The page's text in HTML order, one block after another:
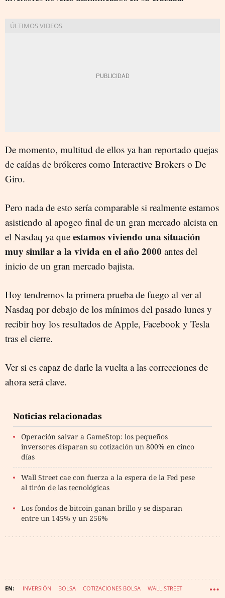
De momento, multitud de ellos ya han reportado quejas
de caídas de brókeres como Interactive Brokers o De
Giro.
Pero nada de esto sería comparable si realmente estamos
asistiendo al apogeo final de un gran mercado alcista en
el Nasdaq ya que estamos viviendo una situación
muy similar a la vivida en el año 2000 antes del
inicio de un gran mercado bajista.
Hoy tendremos la primera prueba de fuego al ver al
Nasdaq por debajo de los mínimos del pasado lunes y
recibir hoy los resultados de Apple, Facebook y Tesla
tras el cierre.
Ver si es capaz de darle la vuelta a las correcciones de
ahora será clave.
Noticias relacionadas
Operación salvar a GameStop: los pequeños
inversores disparan su cotización un 800% en cinco
días
Wall Street cae con fuerza a la espera de la Fed pese
al tirón de las tecnológicas
Los fondos de bitcoin ganan brillo y se disparan
entre un 145% y un 256%
INVERSIÓN BOLSA COTIZACIONES BOLSA WALL STREET